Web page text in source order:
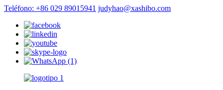
Teléfono: +86 029 89015941 judyhao@xashibo.com